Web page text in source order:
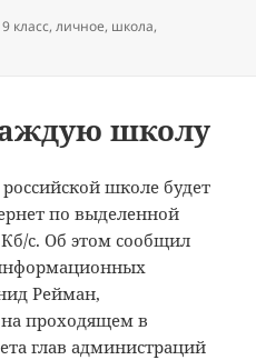
Метки
9 класс,личное, школа,
школу
школе будет
по выделенной
с. Об этом сообщил
Рейман,
проходящем в
глав администраций